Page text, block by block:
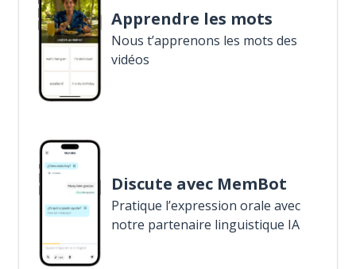
Apprendre les mots
Nous t’apprenons les mots des
vidéos
Discute avec MemBot
Pratique l’expression orale avec
notre partenaire linguistique IA